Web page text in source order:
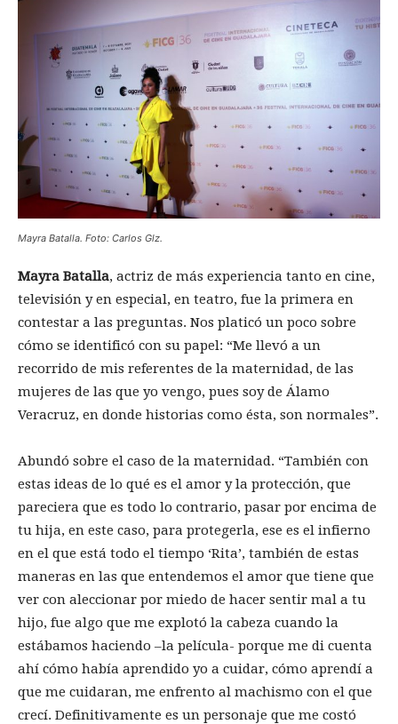
Mayra Batalla. Foto: Carlos Glz.
Mayra Batalla, actriz de más experiencia tanto en cine,
televisión y en especial, en teatro, fue la primera en
contestar a las preguntas. Nos platicó un poco sobre
cómo se identificó con su papel: “Me llevó a un
recorrido de mis referentes de la maternidad, de las
mujeres de las que yo vengo, pues soy de Álamo
Veracruz, en donde historias como ésta, son normales”.
Abundó sobre el caso de la maternidad. “También con
estas ideas de lo qué es el amor y la protección, que
pareciera que es todo lo contrario, pasar por encima de
tu hija, en este caso, para protegerla, ese es el infierno
en el que está todo el tiempo ‘Rita’, también de estas
maneras en las que entendemos el amor que tiene que
ver con aleccionar por miedo de hacer sentir mal a tu
hijo, fue algo que me explotó la cabeza cuando la
estábamos haciendo –la película- porque me di cuenta
ahí cómo había aprendido yo a cuidar, cómo aprendí a
que me cuidaran, me enfrento al machismo con el que
crecí. Definitivamente es un personaje que me costó